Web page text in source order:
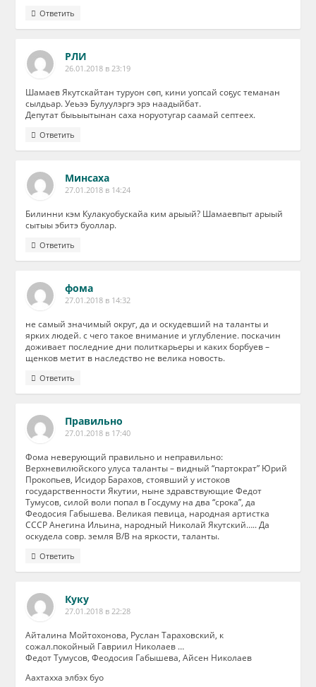
Ответить
РЛИ
26.01.2018 в 23:19
Шамаев Якутскайтан туруон сөп, кини уопсай соҕус теманан
сылдьар. Уеьээ Булуулэргэ эрэ наадыйбат.
Депутат быьыытынан саха норуотугар саамай септеех.
Ответить
Минсаха
27.01.2018 в 14:24
Билинни кэм Кулакуобускайа ким арыый? Шамаевпыт арыый
сытыы эбитэ буоллар.
Ответить
фома
27.01.2018 в 14:32
не самый значимый округ, да и оскудевший на таланты и
ярких людей. с чего такое внимание и углубление. поскачин
доживает последние дни политкарьеры и каких борбуев –
щенков метит в наследство не велика новость.
Ответить
Правильно
27.01.2018 в 17:40
Фома неверующий правильно и неправильно:
Верхневилюйского улуса таланты – видный “партократ” Юрий
Прокопьев, Исидор Барахов, стоявший у истоков
государственности Якутии, ныне здравствующие Федот
Тумусов, силой воли попал в Госдуму на два “срока”, да
Феодосия Габышева. Великая певица, народная артистка
СССР Анегина Ильина, народный Николай Якутский….. Да
оскудела совр. земля В/В на яркости, таланты.
Ответить
Куку
27.01.2018 в 22:28
Айталина Мойтохонова, Руслан Тараховский, к
сожал.покойный Гавриил Николаев …
Федот Тумусов, Феодосия Габышева, Айсен Николаев
Аахтахха элбэх буо